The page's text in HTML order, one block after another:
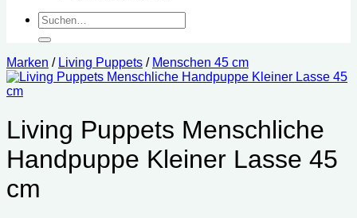
Suchen
nach:
Marken / Living Puppets / Menschen 45 cm
Living Puppets Menschliche
Handpuppe Kleiner Lasse 45
cm